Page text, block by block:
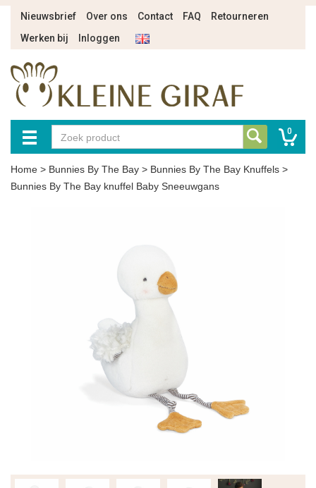
Nieuwsbrief Over ons Contact FAQ
Retourneren
Werken bij
Inloggen
0
Home > Bunnies By The Bay > Bunnies By The Bay Knuffels >
Bunnies By The Bay knuffel Baby Sneeuwgans